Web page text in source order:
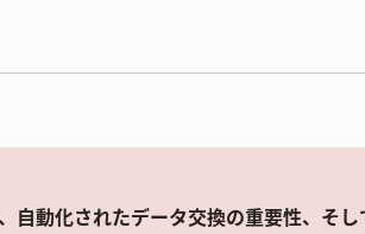
自動化されたデータ交換の重要性、そし